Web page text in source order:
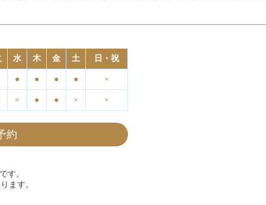
水 木 金 土 日・祝
● ● ● ● ×
× ● ● × ×
約
す。
ます。